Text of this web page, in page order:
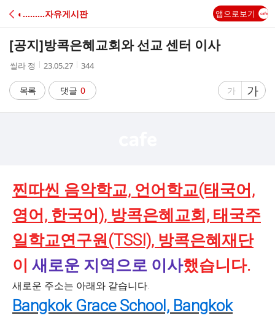
C
A
◐………자유게시판 앱으로보기
[공지]방콕은혜교회와 선교 센터 이사
작
자
씰라 정
작
시
간
23.05.27
조
수
344
목록 댓글 0
글
게
가
글
자
게
가
찐따씬 음악학교, 언어학교(태국어,
영어, 한국어), 방콕은혜교회, 태국주
일학교연구원(TSSI), 방콕은혜재단
이 새로운 지역으로 이사했습니다.
새로운 주소는 아래와 같습니다.
Bangkok Grace School, Bangkok